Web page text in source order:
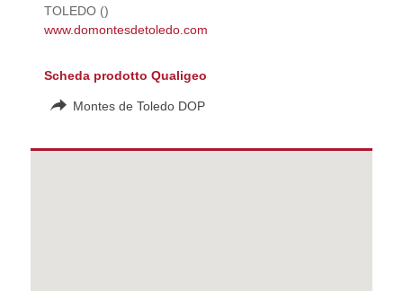
TOLEDO ()
www.domontesdetoledo.com
Scheda prodotto Qualigeo
Montes de Toledo DOP